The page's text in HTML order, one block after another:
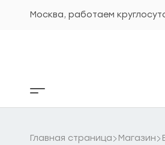
Москва, работаем
Кнопка
бокового
Главная страница Магазин